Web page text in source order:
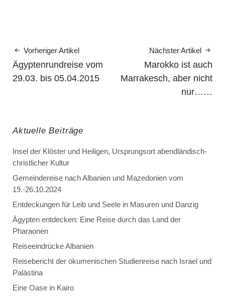
Vorheriger Artikel
Ägyptenrundreise vom
29.03. bis 05.04.2015
Nächster Artikel
Marokko ist auch
Marrakesch, aber nicht
nur……
Aktuelle Beiträge
Insel der Klöster und Heiligen, Ursprungsort abendländisch-
christlicher Kultur
Gemeindereise nach Albanien und Mazedonien vom
19.-26.10.2024
Entdeckungen für Leib und Seele in Masuren und Danzig
Ägypten entdecken: Eine Reise durch das Land der
Pharaonen
Reiseeindrücke Albanien
Reisebericht der ökumenischen Studienreise nach Israel und
Palästina
Eine Oase in Kairo